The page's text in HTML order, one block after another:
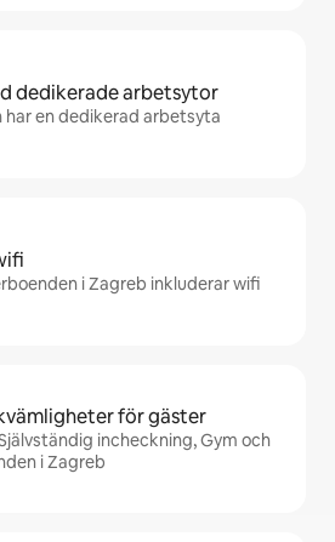
dedikerade arbetsytor
har en dedikerad arbetsyta
i Zagreb inkluderar wifi
för gäster
incheckning, Gym och
i Zagreb